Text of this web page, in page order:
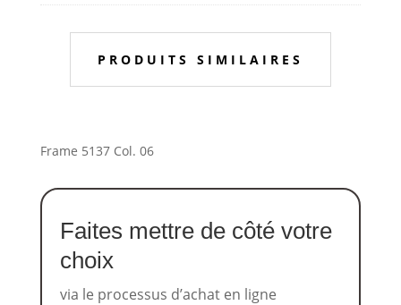
PRODUITS SIMILAIRES
Frame 5137 Col. 06
Faites mettre de côté votre
choix
via le processus d’achat en ligne